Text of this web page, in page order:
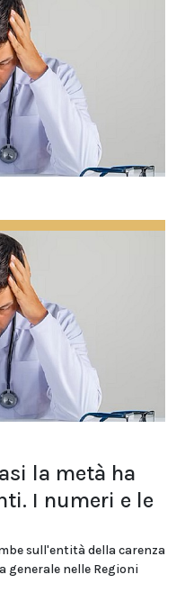
la metà ha
I numeri e le
sull'entità della carenza
generale nelle Regioni